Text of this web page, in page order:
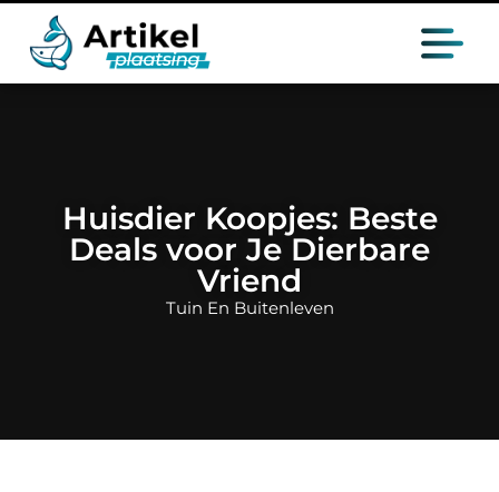
Huisdier Koopjes: Beste
Deals voor Je Dierbare
Vriend
Tuin En Buitenleven